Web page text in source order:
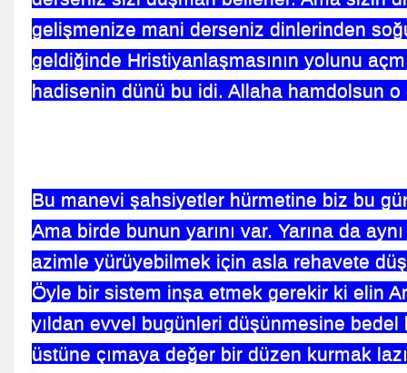
gelişmenize mani derseniz dinlerinden
geldiğinde Hristiyanlaşmasının yolunu
hadisenin dünü bu idi. Allaha hamdolsun o
Bu manevi şahsiyetler hürmetine biz bu
Ama birde bunun yarını var. Yarına da
azimle yürüyebilmek için asla rehavete
Öyle bir sistem inşa etmek gerekir ki elin
yıldan evvel bugünleri düşünmesine bedel
üstüne çımaya değer bir düzen kurmak
Abi !